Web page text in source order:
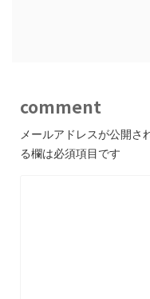
comment
メールアドレスが公開さ
る欄は必須項目です